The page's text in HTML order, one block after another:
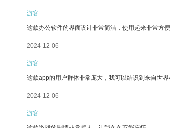
游客
这款办公软件的界面设计非常简洁，使用起来非常方
2024-12-06
游客
这款app的用户群体非常庞大，我可以结识到来自世界
2024-12-06
游客